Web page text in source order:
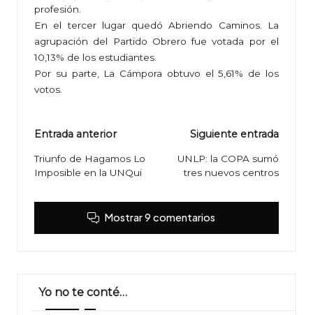
profesión.
En el tercer lugar quedó Abriendo Caminos. La
agrupación del Partido Obrero fue votada por el
10,13% de los estudiantes.
Por su parte, La Cámpora obtuvo el 5,61% de los
votos.
Navegación
de
entradas
Entrada anterior
Triunfo de Hagamos Lo
Imposible en la UNQui
Siguiente entrada
UNLP: la COPA sumó
tres nuevos centros
Mostrar 9 comentarios
Yo no te conté…